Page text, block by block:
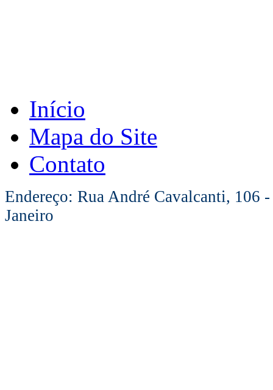
Início
Mapa do Site
Contato
Endereço: Rua André Cavalcanti, 106
Janeiro